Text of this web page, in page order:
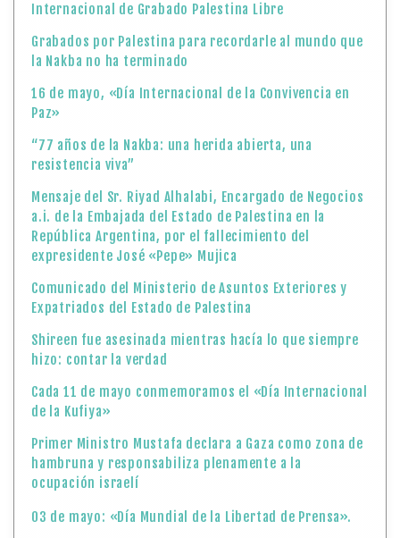
Internacional de Grabado Palestina Libre
Grabados por Palestina para recordarle al mundo que
la Nakba no ha terminado
16 de mayo, «Día Internacional de la Convivencia en
Paz»
“77 años de la Nakba: una herida abierta, una
resistencia viva”
Mensaje del Sr. Riyad Alhalabi, Encargado de Negocios
a.i. de la Embajada del Estado de Palestina en la
República Argentina, por el fallecimiento del
expresidente José «Pepe» Mujica
Comunicado del Ministerio de Asuntos Exteriores y
Expatriados del Estado de Palestina
Shireen fue asesinada mientras hacía lo que siempre
hizo: contar la verdad
Cada 11 de mayo conmemoramos el «Día Internacional
de la Kufiya»
Primer Ministro Mustafa declara a Gaza como zona de
hambruna y responsabiliza plenamente a la
ocupación israelí
03 de mayo: «Día Mundial de la Libertad de Prensa».